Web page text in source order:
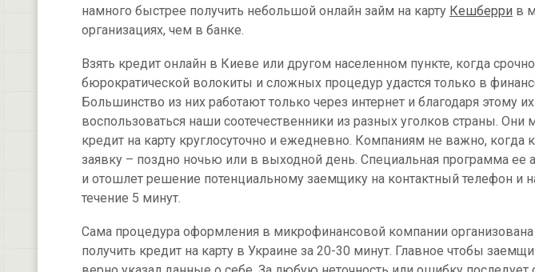
намного быстрее получить небольшой онлайн займ на карту Кешберри в
организациях, чем в банке.
Взять кредит онлайн в Киеве или другом населенном пункте, когда
бюрократической волокиты и сложных процедур удастся только в
Большинство из них работают только через интернет и благодаря этому
воспользоваться наши соотечественники из разных уголков страны. Они
кредит на карту круглосуточно и ежедневно. Компаниям не важно, когда
заявку – поздно ночью или в выходной день. Специальная программа ее
и отошлет решение потенциальному заемщику на контактный телефон и
течение 5 минут.
Сама процедура оформления в микрофинансовой компании организована
получить кредит на карту в Украине за 20-30 минут. Главное чтобы